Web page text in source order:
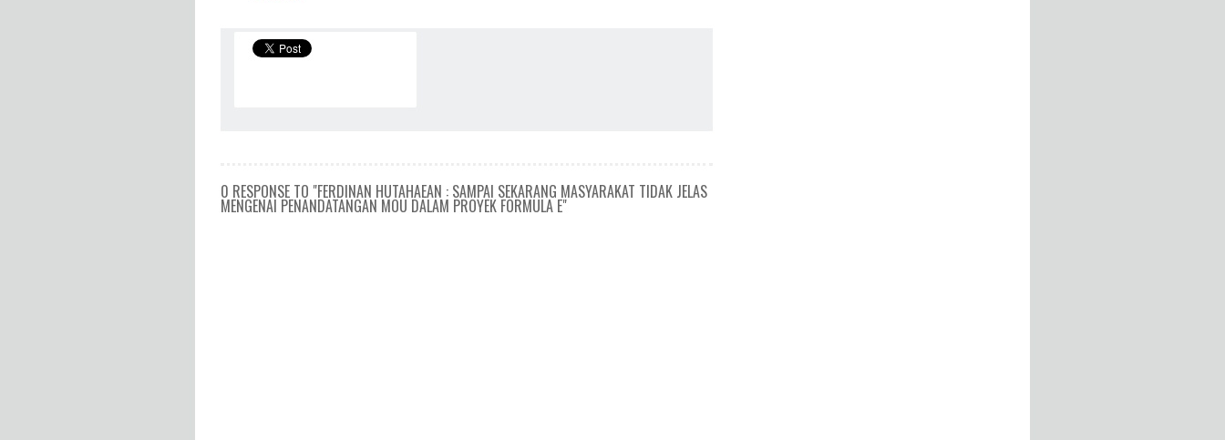
0 RESPONSE TO "FERDINAN HUTAHAEAN : SAMPAI SEKARANG MASYARAKAT TIDAK JELAS
MENGENAI PENANDATANGAN MOU DALAM PROYEK FORMULA E"